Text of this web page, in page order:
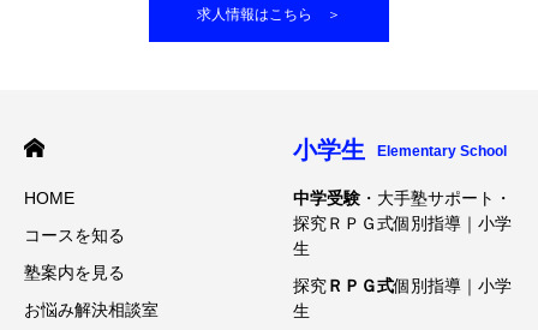
求人情報はこちら ＞
HOME
コースを知る
塾案内を見る
お悩み解決相談室
小学生 Elementary School
中学受験 ・大手塾サポート・
探究ＲＰＧ式個別指導｜小学
生
探究ＲＰＧ式個別指導｜小学
生